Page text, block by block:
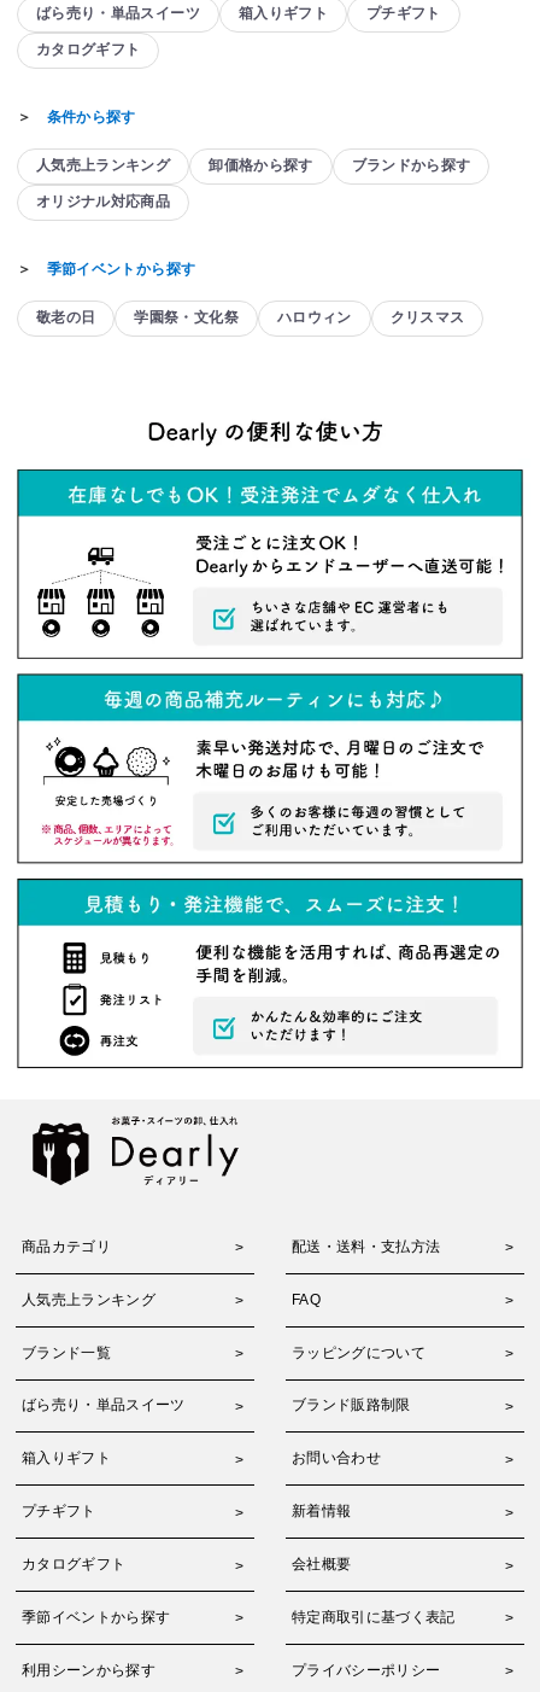
ばら売り・単品スイーツ 箱入りギフト プチギフト
カタログギフト
＞ 条件から探す
人気売上ランキング 卸価格から探す ブランドから探す
オリジナル対応商品
＞ 季節イベントから探す
敬老の日 学園祭・文化祭 ハロウィン クリスマス
商品カテゴリ 配送・送料・支払方法
人気売上ランキング FAQ
ブランド一覧 ラッピングについて
ばら売り・単品スイーツ ブランド販路制限
箱入りギフト お問い合わせ
プチギフト 新着情報
カタログギフト 会社概要
季節イベントから探す 特定商取引に基づく表記
利用シーンから探す プライバシーポリシー